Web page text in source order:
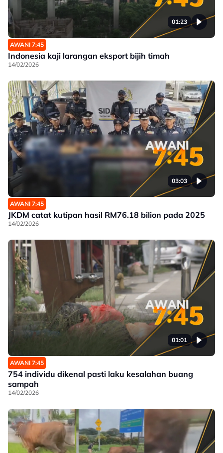
01:23
AWANI 7:45
Indonesia kaji larangan eksport bijih timah
14/02/2026
03:03
AWANI 7:45
JKDM catat kutipan hasil RM76.18 bilion pada 2025
14/02/2026
01:01
AWANI 7:45
754 individu dikenal pasti laku kesalahan buang
sampah
14/02/2026